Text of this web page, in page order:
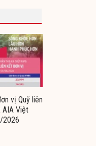
vị Quỹ liên
AIA Việt
2026